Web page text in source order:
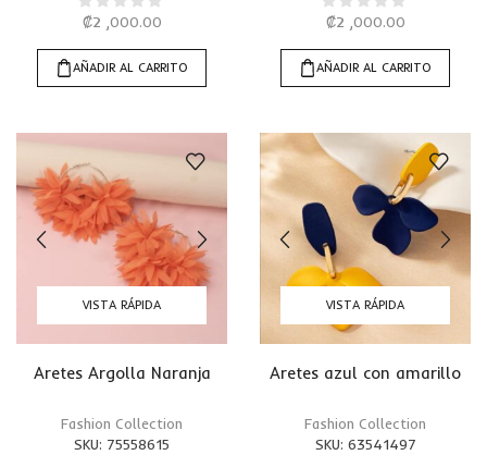
₡2 ,000.00
AÑADIR AL CARRITO
₡2 ,000.00
AÑADIR AL CARRITO
VISTA RÁPIDA
Aretes Argolla Naranja
Fashion Collection
SKU: 75558615
VISTA RÁPIDA
Aretes azul con amarillo
Fashion Collection
SKU: 63541497